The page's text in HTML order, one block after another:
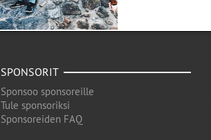
SPONSORIT
Sponsoo sponsoreille
Tule sponsoriksi
Sponsoreiden FAQ